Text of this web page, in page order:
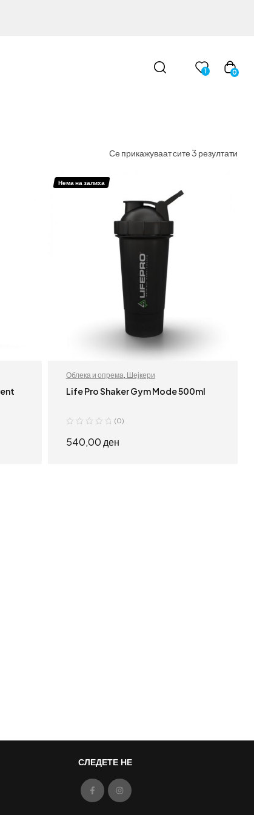
1 0
Се прикажуваат сите 3 резултати
Нема на залиха
Облека и опрема, Шејкери
Life Pro Shaker Gym Mode 500ml
(0)
540,00 ден
СЛЕДЕТЕ НЕ